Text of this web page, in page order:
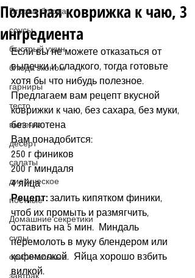
Вторые блюда
соусы
быстрый ужин
блюда эконом
гарниры
тесто
выпечка
десерт
салаты
диетическое
постные
Домашние секретики
супы
оригинальные
Полезная коврижка к чаю, 3
ингредиента
Если вы не можете отказаться от
выпечки и сладкого, тогда готовьте
хотя бы что нибудь полезное.
Предлагаем вам рецепт вкусной
коврижки к чаю, без сахара, без муки,
без глютена
Вам понадобится:
250 г фиников
200 г миндаля
4 яйца
Рецепт: залить кипятком финики,
чтоб их промыть и размягчить,
оставить на 5 мин.  Миндаль
перемолоть в муку блендером или
кофемолкой.  Яйца хорошо взбить
вилкой.